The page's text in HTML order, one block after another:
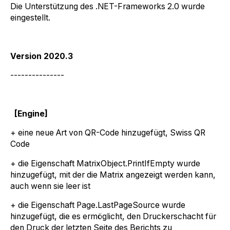
Die Unterstützung des .NET-Frameworks 2.0 wurde
eingestellt.
Version 2020.3
---------------
[Engine]
+ eine neue Art von QR-Code hinzugefügt, Swiss QR
Code
+ die Eigenschaft MatrixObject.PrintIfEmpty wurde
hinzugefügt, mit der die Matrix angezeigt werden kann,
auch wenn sie leer ist
+ die Eigenschaft Page.LastPageSource wurde
hinzugefügt, die es ermöglicht, den Druckerschacht für
den Druck der letzten Seite des Berichts zu